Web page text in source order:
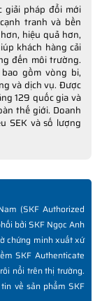
giải pháp đổi mới
tranh và bền
hiệu quả hơn,
khách hàng cải
đến môi trường.
gồm vòng bi,
và dịch vụ. Được
129 quốc gia và
thế giới. Doanh
SEK và số lượng
(SKF Authorized
bởi SKF Ngọc Anh
chứng minh xuất xứ
SKF Authenticate
nổi trên thị trường.
về sản phẩm SKF